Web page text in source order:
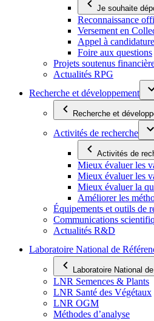
Je souhaite
Reconnaissance
Versement en
Appel à
Foire aux questions
Projets soutenus
Actualités RPG
Recherche et développement
Recherche et
Activités de recherche
Activités de
Mieux évaluer les
Mieux évaluer les
Mieux évaluer la
Améliorer les
Équipements et outils de
Communications
Actualités R&D
Laboratoire National de
Laboratoire National
LNR Semences & Plants
LNR Santé des Végétaux
LNR OGM
Méthodes d’analyse